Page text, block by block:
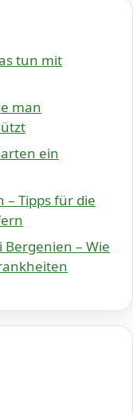
tun mit
man
ein
– Tipps für die
– Wie